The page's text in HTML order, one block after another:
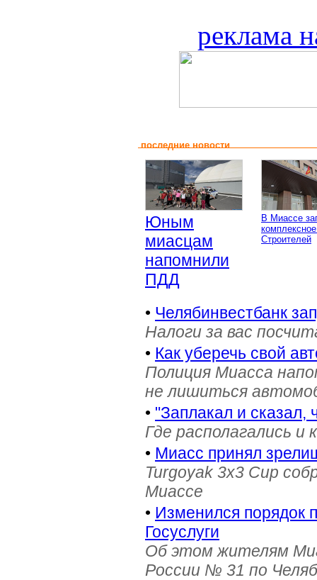
реклама
последние новости
Юным
миасцам
напомнили
ПДД
В Миассе
Строителей
• Челябинвестбанк
Налоги за вас
• Как уберечь свой
Полиция Миасса
не лишиться
• "Заплакал и сказал,
Где располагались и
• Миасс принял
Turgoyak 3x3 Cup
Миассе
• Изменился порядок
Госуслуги
Об этом жителям
России № 31 по